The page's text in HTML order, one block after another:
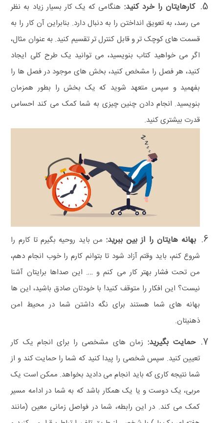
کارهایتان را خرد کنید: هنگامی که یک کار بسیار زیاد به نظر
می‌ رسد، به تعویق انداختن را به دنبال دارد. بنابراین آن کار را به
قسمت های کوچک‌ تر و قابل کنترل‌ تر تقسیم کنید. به عنوان مثال،
اگر می‌ خواهید کتاب بنویسید، می‌ توانید یک طرح کلی ایجاد
کنید، هر فصل را مشخص کنید، بخش‌ های موجود در فصل ها را
بفهمید و سپس متعهد شوید که یک بخش را بطور همزمان
بنویسید. انجام دادن چنین چیزی به شما کمک می‌ کند احساس
قدرت بیشتری کنید.
بهانه‌ هایتان را از بین ببرید: من باید روحیه بگیرم تا کارم را
شروع کنم، باید وقتم آزاد شود تا بتوانم کارم را خوب انجام دهم،
من تحت فشار بهتر کار می‌ کنم و …. این صداها برایتان آشنا
نیست؟ این افکار را متوقف کنید! با خودتان صادق باشید، این‌ ها
بهانه‌ های شما هستند برای نگه‌ داشتن شما در محیط امن
ذهنیتان.
حمایت بگیرید: زمان‌ های مشخصی را برای انجام یک کار
تعیین کنید. سپس شخصی را پیدا کنید که شما را حمایت کند و از
شما نتیجه کاری که باید انجام می‌ دادید بخواهد. ممکن است یک
مربی، یک دوست و یا یک همکار باشد که به شما در ادامه مسیر
کمک می‌ کند. در این رابطه، شما در فواصل زمانی معین (مانند